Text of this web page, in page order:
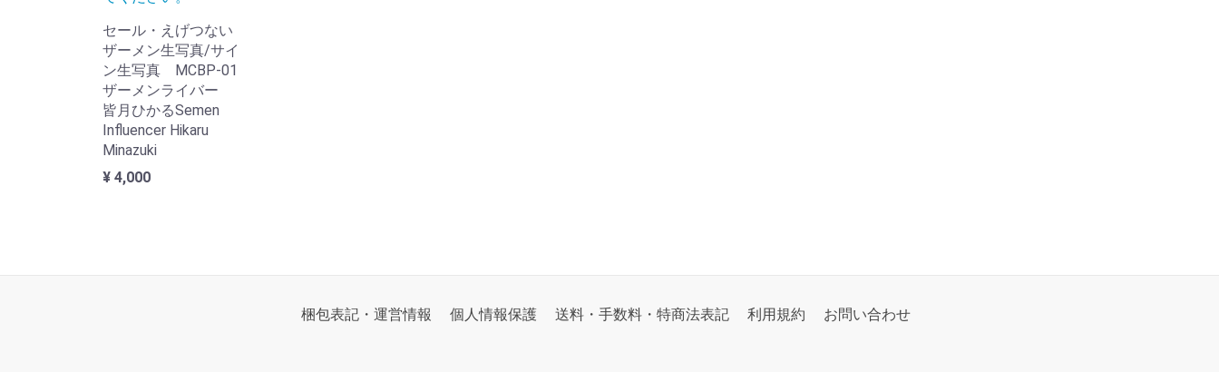
セール・えげつない
ザーメン生写真/サイ
ン生写真 MCBP-01
ザーメンライバー
皆月ひかるSemen
Influencer Hikaru
Minazuki
¥ 4,000
梱包表記・運営情報 個人情報保護 送料・手数料・特商法表記 利用規約 お問い合わせ